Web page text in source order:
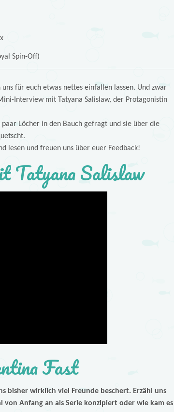
Spin-Off)
für euch etwas nettes einfallen lassen. Und zwar
Interview mit Tatyana Salislaw, der Protagonistin
Löcher in den Bauch gefragt und sie über die
lesen und freuen uns über euer Feedback!
Tatyana Salislaw
Fast
bisher wirklich viel Freunde beschert. Erzähl uns
Anfang an als Serie konzipiert oder wie kam es